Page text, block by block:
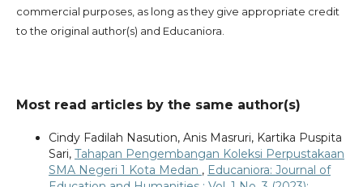
commercial purposes, as long as they give appropriate credit
to the original author(s) and Educaniora.
Most read articles by the same author(s)
Cindy Fadilah Nasution, Anis Masruri, Kartika Puspita
Sari, Tahapan Pengembangan Koleksi Perpustakaan
SMA Negeri 1 Kota Medan , Educaniora: Journal of